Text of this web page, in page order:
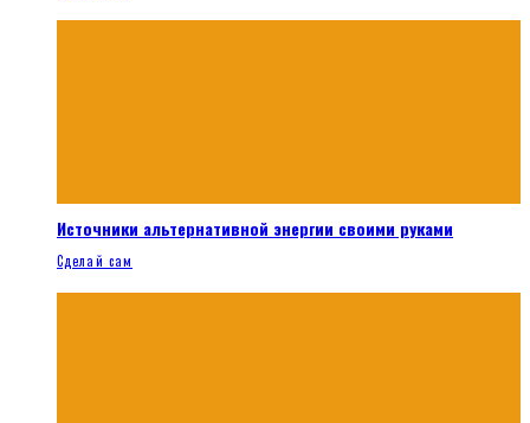
Источники альтернативной энергии своими руками
Сделай сам